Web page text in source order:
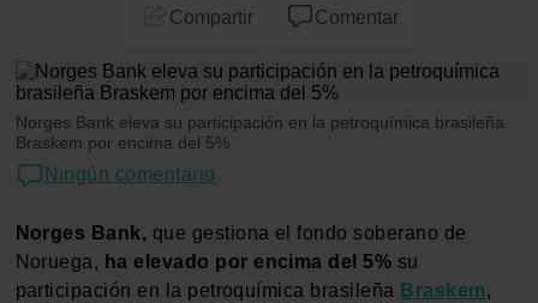
Compartir Comentar
Norges Bank eleva su participación en la petroquímica brasileña
Braskem por encima del 5%
Ningún comentario
Norges Bank, que gestiona el fondo soberano de
Noruega, ha elevado por encima del 5% su
participación en la petroquímica brasileña Braskem,